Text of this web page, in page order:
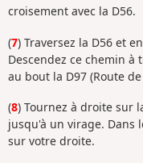
croisement avec la D56.
(7) Traversez la D56 et
Descendez ce chemin
au bout la D97 (Route de
(8) Tournez à droite sur
jusqu'à un virage. Dans
sur votre droite.